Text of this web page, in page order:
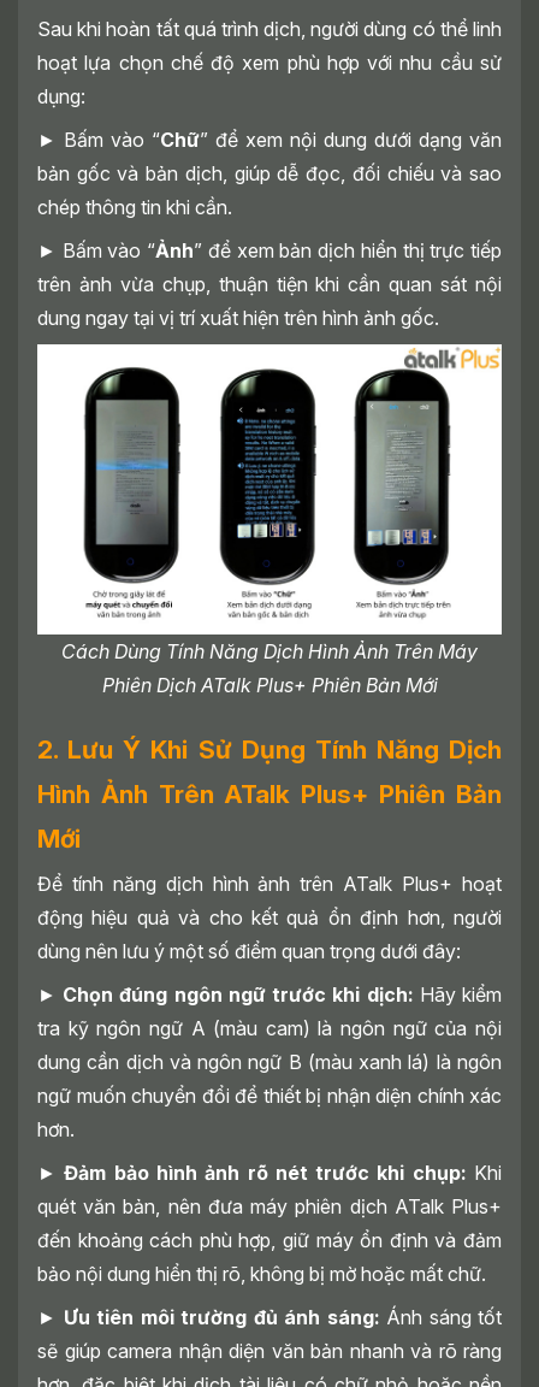
Sau khi hoàn tất quá trình dịch, người dùng có thể linh
hoạt lựa chọn chế độ xem phù hợp với nhu cầu sử
dụng:
► Bấm vào “Chữ” để xem nội dung dưới dạng văn
bản gốc và bản dịch, giúp dễ đọc, đối chiếu và sao
chép thông tin khi cần.
► Bấm vào “Ảnh” để xem bản dịch hiển thị trực tiếp
trên ảnh vừa chụp, thuận tiện khi cần quan sát nội
dung ngay tại vị trí xuất hiện trên hình ảnh gốc.
Cách Dùng Tính Năng Dịch Hình Ảnh Trên Máy
Phiên Dịch ATalk Plus+ Phiên Bản Mới
2. Lưu Ý Khi Sử Dụng Tính Năng Dịch
Hình Ảnh Trên ATalk Plus+ Phiên Bản
Mới
Để tính năng dịch hình ảnh trên ATalk Plus+ hoạt
động hiệu quả và cho kết quả ổn định hơn, người
dùng nên lưu ý một số điểm quan trọng dưới đây:
► Chọn đúng ngôn ngữ trước khi dịch: Hãy kiểm
tra kỹ ngôn ngữ A (màu cam) là ngôn ngữ của nội
dung cần dịch và ngôn ngữ B (màu xanh lá) là ngôn
ngữ muốn chuyển đổi để thiết bị nhận diện chính xác
hơn.
►Đảm bảo hình ảnh rõ nét trước khi chụp: Khi
quét văn bản, nên đưa máy phiên dịch ATalk Plus+
đến khoảng cách phù hợp, giữ máy ổn định và đảm
bảo nội dung hiển thị rõ, không bị mờ hoặc mất chữ.
► Ưu tiên môi trường đủ ánh sáng: Ánh sáng tốt
sẽ giúp camera nhận diện văn bản nhanh và rõ ràng